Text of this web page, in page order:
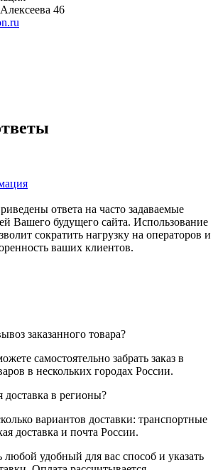
46
Вашего будущего сайта. Использование
сократить нагрузку на операторов и
ваших клиентов.
заказанного товара?
самостоятельно забрать заказ в
в нескольких городах России.
доставка в регионы?